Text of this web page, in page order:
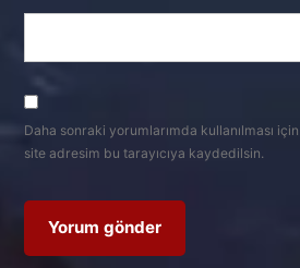
Daha sonraki yorumlarımda kullanılması
site adresim bu tarayıcıya kaydedilsin.